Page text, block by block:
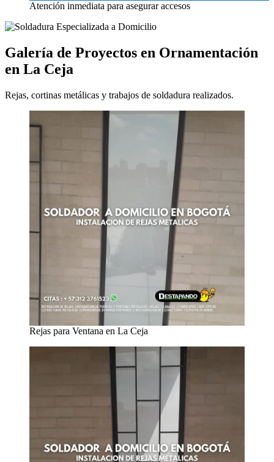
Atención inmediata para asegurar accesos
Galería de Proyectos en Ornamentación
en La Ceja
Rejas, cortinas metálicas y trabajos de soldadura realizados.
Rejas para Ventana en La Ceja